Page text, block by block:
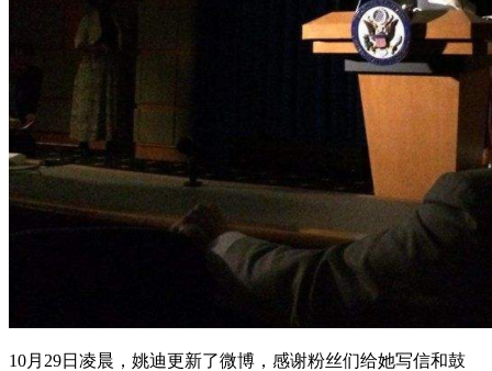
10月29日凌晨，姚迪更新了微博，感谢粉丝们给她写信和鼓